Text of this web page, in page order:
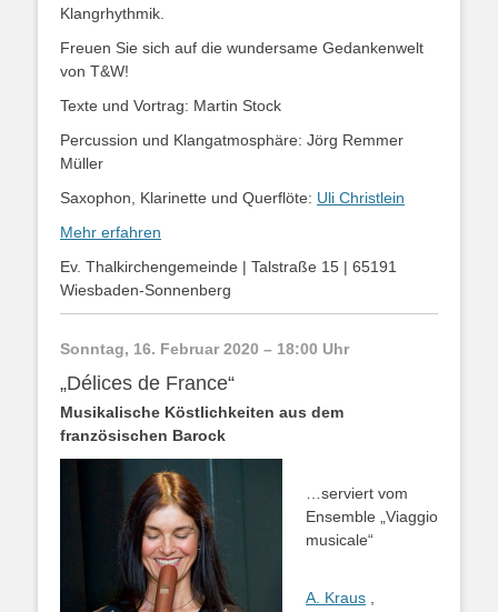
Klangrhythmik.
Freuen Sie sich auf die wundersame Gedankenwelt
von T&W!
Texte und Vortrag: Martin Stock
Percussion und Klangatmosphäre: Jörg Remmer
Müller
Saxophon, Klarinette und Querflöte: Uli Christlein
Mehr erfahren
Ev. Thalkirchengemeinde | Talstraße 15 | 65191
Wiesbaden-Sonnenberg
Sonntag, 16. Februar 2020 – 18:00 Uhr
„Délices de France“
Musikalische Köstlichkeiten aus dem
französischen Barock
…serviert vom
Ensemble „Viaggio
musicale“
A. Kraus